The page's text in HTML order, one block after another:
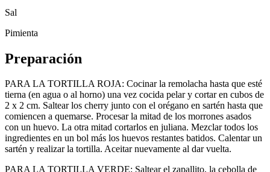
Sal
Pimienta
Preparación
PARA LA TORTILLA ROJA: Cocinar la remolacha hasta que esté
tierna (en agua o al horno) una vez cocida pelar y cortar en cubos de
2 x 2 cm. Saltear los cherry junto con el orégano en sartén hasta que
comiencen a quemarse. Procesar la mitad de los morrones asados
con un huevo. La otra mitad cortarlos en juliana. Mezclar todos los
ingredientes en un bol más los huevos restantes batidos. Calentar un
sartén y realizar la tortilla. Aceitar nuevamente al dar vuelta.
PARA LA TORTILLA VERDE: Saltear el zapallito, la cebolla de